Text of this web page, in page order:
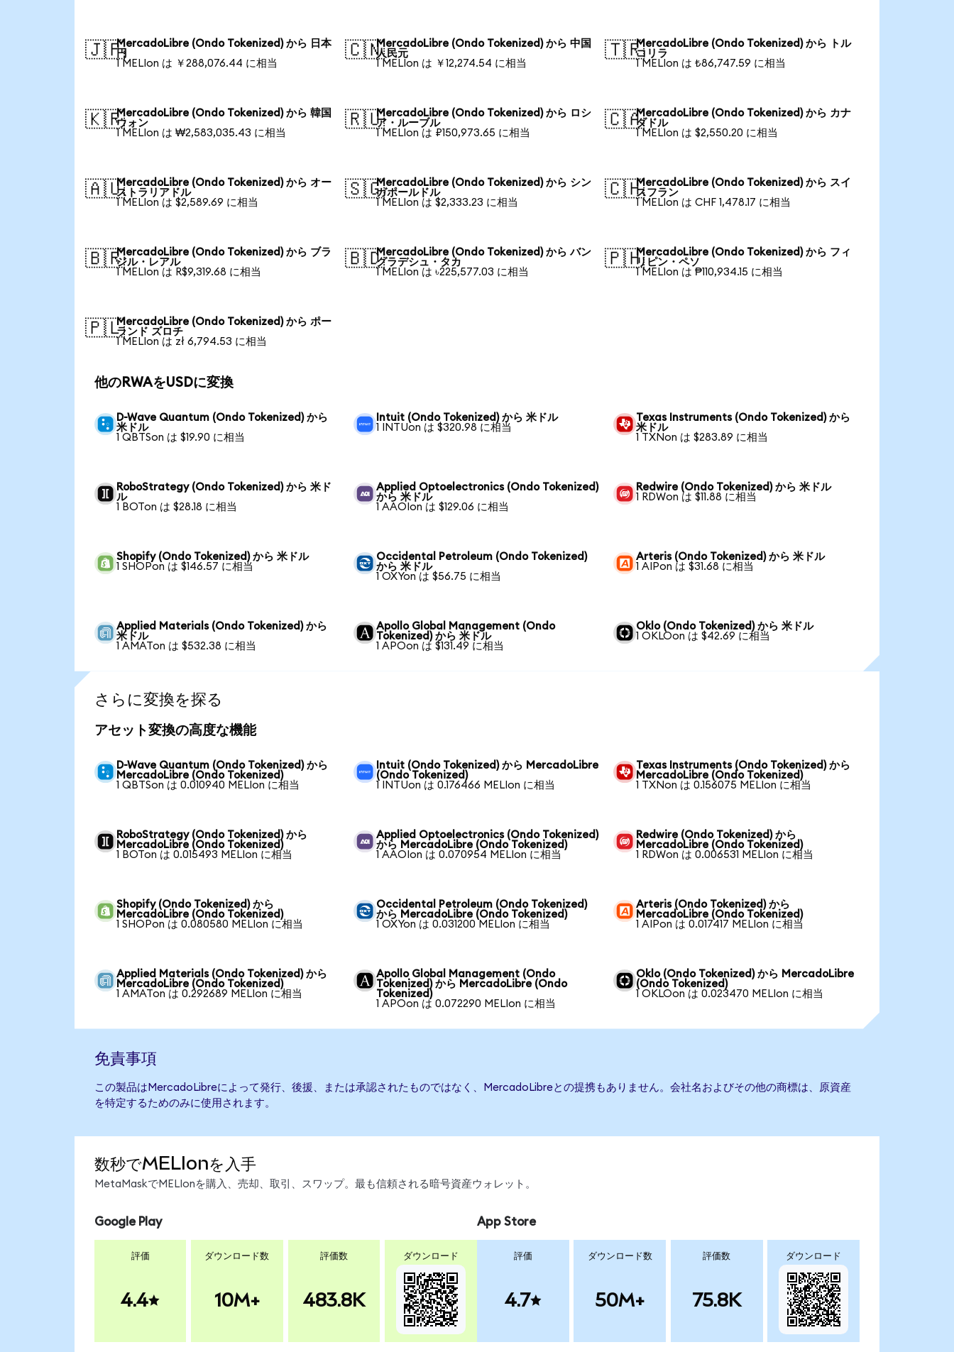
🇯🇵MercadoLibre (Ondo Tokenized) から 日本
円
1 MELIon は ￥288,076.44 に相当
🇨🇳MercadoLibre (Ondo Tokenized) から 中国
人民元
1 MELIon は ￥12,274.54 に相当
🇹🇷MercadoLibre (Ondo Tokenized) から トル
コリラ
1 MELIon は ₺86,747.59 に相当
🇰🇷MercadoLibre (Ondo Tokenized) から 韓国
ウォン
1 MELIon は ₩2,583,035.43 に相当
🇷🇺MercadoLibre (Ondo Tokenized) から ロシ
ア・ルーブル
1 MELIon は ₽150,973.65 に相当
🇨🇦MercadoLibre (Ondo Tokenized) から カナ
ダドル
1 MELIon は $2,550.20 に相当
🇦🇺MercadoLibre (Ondo Tokenized) から オー
ストラリアドル
1 MELIon は $2,589.69 に相当
🇸🇬MercadoLibre (Ondo Tokenized) から シン
ガポールドル
1 MELIon は $2,333.23 に相当
🇨🇭MercadoLibre (Ondo Tokenized) から スイ
スフラン
1 MELIon は CHF 1,478.17 に相当
🇧🇷MercadoLibre (Ondo Tokenized) から ブラ
ジル・レアル
1 MELIon は R$9,319.68 に相当
🇧🇩MercadoLibre (Ondo Tokenized) から バン
グラデシュ・タカ
1 MELIon は ৳225,577.03 に相当
🇵🇭MercadoLibre (Ondo Tokenized) から フィ
リピン・ペソ
1 MELIon は ₱110,934.15 に相当
🇵🇱MercadoLibre (Ondo Tokenized) から ポー
ランド ズロチ
1 MELIon は zł 6,794.53 に相当
他のRWAをUSDに変換
D-Wave Quantum (Ondo Tokenized) から
米ドル
1 QBTSon は $19.90 に相当
Intuit (Ondo Tokenized) から 米ドル
1 INTUon は $320.98 に相当
Texas Instruments (Ondo Tokenized) から
米ドル
1 TXNon は $283.89 に相当
RoboStrategy (Ondo Tokenized) から 米ド
ル
1 BOTon は $28.18 に相当
Applied Optoelectronics (Ondo Tokenized)
から 米ドル
1 AAOIon は $129.06 に相当
Redwire (Ondo Tokenized) から 米ドル
1 RDWon は $11.88 に相当
Shopify (Ondo Tokenized) から 米ドル
1 SHOPon は $146.57 に相当
Occidental Petroleum (Ondo Tokenized)
から 米ドル
1 OXYon は $56.75 に相当
Arteris (Ondo Tokenized) から 米ドル
1 AIPon は $31.68 に相当
Applied Materials (Ondo Tokenized) から
米ドル
1 AMATon は $532.38 に相当
Apollo Global Management (Ondo
Tokenized) から 米ドル
1 APOon は $131.49 に相当
Oklo (Ondo Tokenized) から 米ドル
1 OKLOon は $42.69 に相当
さらに変換を探る
アセット変換の高度な機能
D-Wave Quantum (Ondo Tokenized) から
MercadoLibre (Ondo Tokenized)
1 QBTSon は 0.010940 MELIon に相当
Intuit (Ondo Tokenized) から MercadoLibre
(Ondo Tokenized)
1 INTUon は 0.176466 MELIon に相当
Texas Instruments (Ondo Tokenized) から
MercadoLibre (Ondo Tokenized)
1 TXNon は 0.156075 MELIon に相当
RoboStrategy (Ondo Tokenized) から
MercadoLibre (Ondo Tokenized)
1 BOTon は 0.015493 MELIon に相当
Applied Optoelectronics (Ondo Tokenized)
から MercadoLibre (Ondo Tokenized)
1 AAOIon は 0.070954 MELIon に相当
Redwire (Ondo Tokenized) から
MercadoLibre (Ondo Tokenized)
1 RDWon は 0.006531 MELIon に相当
Shopify (Ondo Tokenized) から
MercadoLibre (Ondo Tokenized)
1 SHOPon は 0.080580 MELIon に相当
Occidental Petroleum (Ondo Tokenized)
から MercadoLibre (Ondo Tokenized)
1 OXYon は 0.031200 MELIon に相当
Arteris (Ondo Tokenized) から
MercadoLibre (Ondo Tokenized)
1 AIPon は 0.017417 MELIon に相当
Applied Materials (Ondo Tokenized) から
MercadoLibre (Ondo Tokenized)
1 AMATon は 0.292689 MELIon に相当
Apollo Global Management (Ondo
Tokenized) から MercadoLibre (Ondo
Tokenized)
1 APOon は 0.072290 MELIon に相当
Oklo (Ondo Tokenized) から MercadoLibre
(Ondo Tokenized)
1 OKLOon は 0.023470 MELIon に相当
免責事項
この製品はMercadoLibreによって発行、後援、または承認されたものではなく、MercadoLibreとの提携もありません。会社名およびその他の商標は、原資産
を特定するためのみに使用されます。
数秒でMELIonを入手
MetaMaskでMELIonを購入、売却、取引、スワップ。最も信頼される暗号資産ウォレット。
Google Play
評価
4.4
ダウンロード数
10M+
評価数
483.8K
ダウンロード
App Store
評価
4.7
ダウンロード数
50M+
評価数
75.8K
ダウンロード